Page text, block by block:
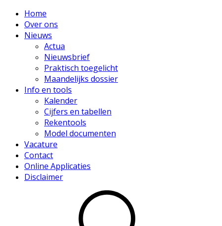
Home
Over ons
Nieuws
Actua
Nieuwsbrief
Praktisch toegelicht
Maandelijks dossier
Info en tools
Kalender
Cijfers en tabellen
Rekentools
Model documenten
Vacature
Contact
Online Applicaties
Disclaimer